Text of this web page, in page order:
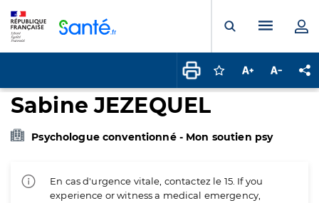
Ouvrir laMenu
Connectez-vous
Augmenter la
Sabine JEZEQUEL
Psychologue conventionné - Mon soutien psy
En cas d'urgence vitale, contactez le 15. If you
experience or witness a medical emergency,